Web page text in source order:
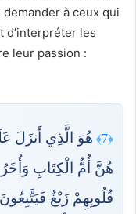
à ceux qui
d’interpréter les
leur passion :
﴿7﴾
هُوَ الَّذِي أَنزَلَ
هُنَّ أُمُّ الْكِتَابِ
قُلُوبِهِمْ زَيْغٌ